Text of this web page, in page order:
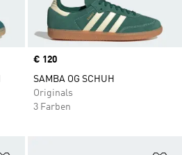
Price
€ 120
SAMBA OG SCHUH
Originals
3 Farben